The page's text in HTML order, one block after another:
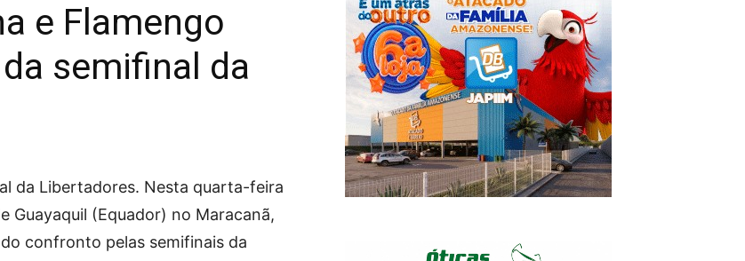
e Flamengo
semifinal da
da Libertadores. Nesta quarta-feira
Guayaquil (Equador) no Maracanã,
confronto pelas semifinais da